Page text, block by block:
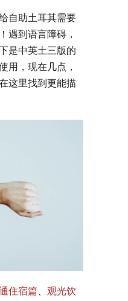
自助土耳其需要
遇到语言障碍，
是中英土三版的
用，现在几点，
这里找到更能描
住宿篇
观光饮